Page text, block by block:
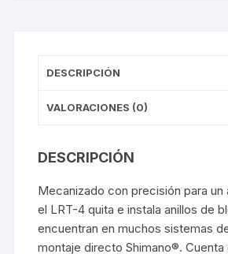
DESCRIPCIÓN
VALORACIONES (0)
DESCRIPCIÓN
Mecanizado con precisión para un
el LRT-4 quita e instala anillos de
encuentran en muchos sistemas
montaje directo Shimano®. Cuenta